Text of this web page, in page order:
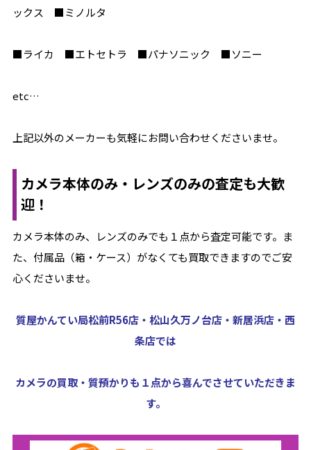
ックス ■ミノルタ
■ライカ ■エトセトラ ■パナソニック ■ソニー
etc…
上記以外のメーカーも気軽にお問い合わせくださいませ。
カメラ本体のみ・レンズのみの査定も大歓
迎！
カメラ本体のみ、レンズのみでも１点から査定可能です。ま
た、付属品（箱・ケース）がなくても買取できますのでご安
心くださいませ。
質屋かんてい局松前R56店・松山久万ノ台店・新居浜店・西
条店では
カメラの買取・質預かりも１点から喜んでさせていただきま
す。